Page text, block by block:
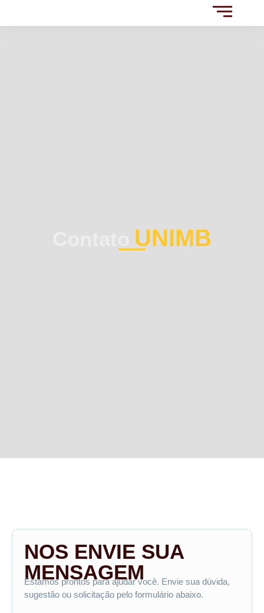
UNIMB
NOS ENVIE SUA
MENSAGEM
Estamos prontos para ajudar você. Envie sua dúvida,
sugestão ou solicitação pelo formulário abaixo.